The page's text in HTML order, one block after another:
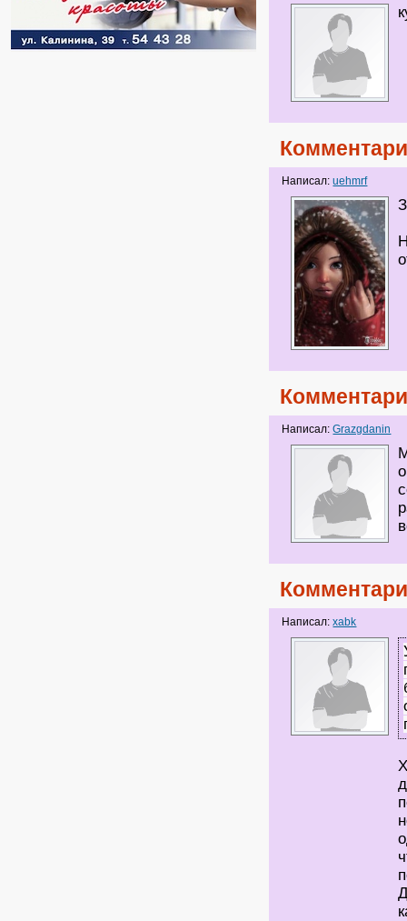
Написал:uehmrf
Написал:Grazgdanin
Написал:xabk